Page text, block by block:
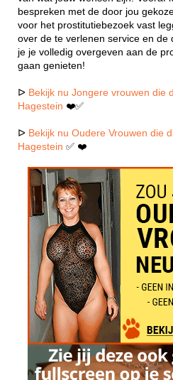
bespreken met de door jou
voor het prostitutiebezoek vast
over de te verlenen service en de
je je volledig overgeven aan de
gaan genieten!
ᐅ Bekijk nu Jongere vrouwen die
Hagestein ❤️✅
ᐅ Bekijk nu Oudere Vrouwen die
Hagestein ✅ ❤️